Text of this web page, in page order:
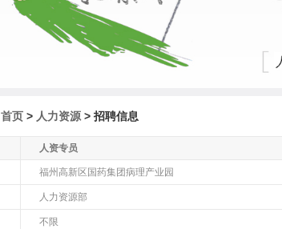
首页 > 人力资源> 招聘信息
人资专员
福州高新区国药集团病理产业园
人力资源部
不限